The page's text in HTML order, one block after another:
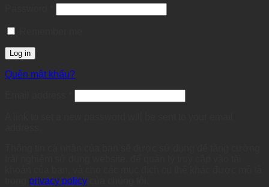
Log in
Quên mật khẩu?
privacy policy